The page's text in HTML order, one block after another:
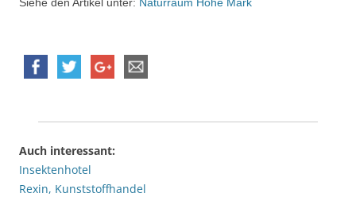
Auch interessant:
Insektenhotel
Rexin, Kunststoffhandel